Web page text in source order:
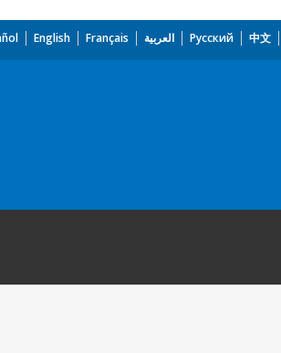
English Français العربية Русский 中文